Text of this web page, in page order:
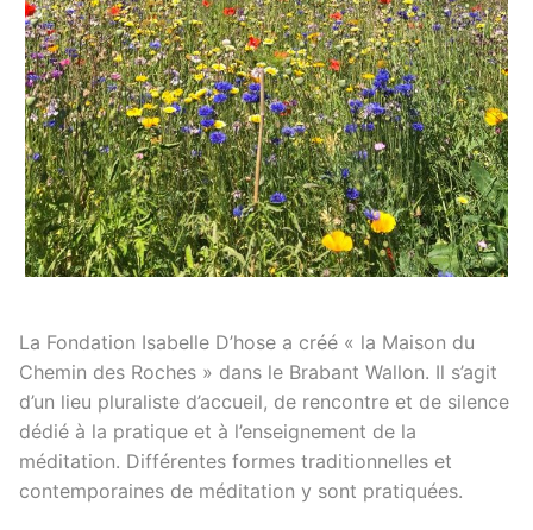
La Fondation Isabelle D’hose a créé « la Maison du
Chemin des Roches » dans le Brabant Wallon. Il s’agit
d’un lieu pluraliste d’accueil, de rencontre et de silence
dédié à la pratique et à l’enseignement de la
méditation. Différentes formes traditionnelles et
contemporaines de méditation y sont pratiquées.